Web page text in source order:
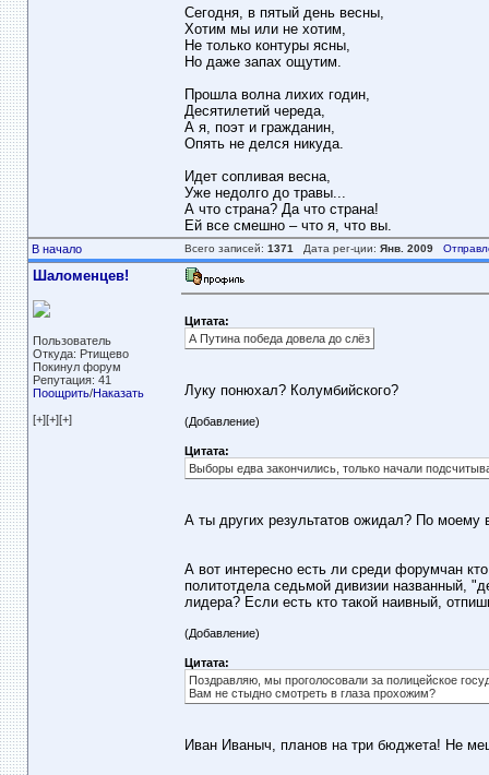
Сегодня, в пятый день весны,
Хотим мы или не хотим,
Не только контуры ясны,
Но даже запах ощутим.
Прошла волна лихих годин,
Десятилетий череда,
А я, поэт и гражданин,
Опять не делся никуда.
Идет сопливая весна,
Уже недолго до травы...
А что страна? Да что страна!
Ей все смешно – что я, что вы.
В начало Всего записей: 1371 Дата рег-ции: Янв. 2009
Шаломенцев!
Пользователь
Откуда: Ртищево
Покинул форум
Репутация: 41
Поощрить/Наказать
[+][+][+]
Цитата:
А Путина победа довела до слёз
Луку понюхал? Колумбийского?
(Добавление)
Цитата:
Выборы едва закончились, только начали
А ты других результатов ожидал? По моему
А вот интересно есть ли среди форумчан
политотдела седьмой дивизии названный,
лидера? Если есть кто такой наивный,
(Добавление)
Цитата:
Поздравляю, мы проголосовали за полицейское
Вам не стыдно смотреть в глаза прохожим?
Иван Иваныч, планов на три бюджета! Не